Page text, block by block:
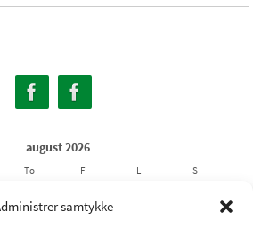
samtykke
august 2026
To F L S